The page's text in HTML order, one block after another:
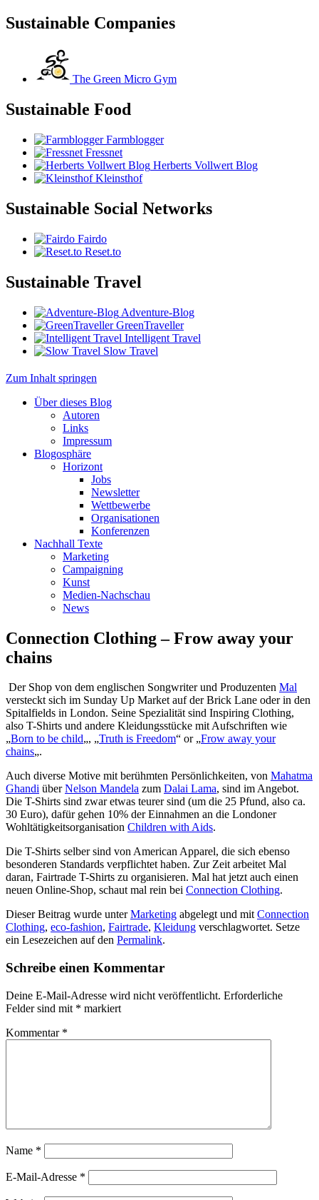
Sustainable Companies
The Green Micro Gym
Sustainable Food
Farmblogger
Fressnet
Herberts Vollwert Blog
Kleinsthof
Sustainable Social Networks
Fairdo
Reset.to
Sustainable Travel
Adventure-Blog
GreenTraveller
Intelligent Travel
Slow Travel
Zum Inhalt springen
Über dieses Blog
Autoren
Links
Impressum
Blogosphäre
Horizont
Jobs
Newsletter
Wettbewerbe
Organisationen
Konferenzen
Nachhall Texte
Marketing
Campaigning
Kunst
Medien-Nachschau
News
Connection Clothing – Frow away your
chains
Der Shop von dem englischen Songwriter und Produzenten Mal
versteckt sich im Sunday Up Market auf der Brick Lane oder in den
Spitalfields in London. Seine Spezialität sind Inspiring Clothing,
also T-Shirts und andere Kleidungsstücke mit Aufschriften wie
„Born to be child„, „Truth is Freedom“ or „Frow away your
chains„.
Auch diverse Motive mit berühmten Persönlichkeiten, von Mahatma
Ghandi überNelson Mandela zum Dalai Lama, sind im Angebot.
Die T-Shirts sind zwar etwas teurer sind (um die 25 Pfund, also ca.
30 Euro), dafür gehen 10% der Einnahmen an die Londoner
Wohltätigkeitsorganisation Children with Aids.
Die T-Shirts selber sind von American Apparel, die sich ebenso
besonderen Standards verpflichtet haben. Zur Zeit arbeitet Mal
daran, Fairtrade T-Shirts zu organisieren. Mal hat jetzt auch einen
neuen Online-Shop, schaut mal rein bei Connection Clothing.
Dieser Beitrag wurde unterMarketing abgelegt und mitConnection
Clothing, eco-fashion, Fairtrade, Kleidung verschlagwortet. Setze
ein Lesezeichen auf den Permalink.
Schreibe einen Kommentar
Deine E-Mail-Adresse wird nicht veröffentlicht. Erforderliche
Felder sind mit * markiert
Kommentar *
Name *
E-Mail-Adresse *